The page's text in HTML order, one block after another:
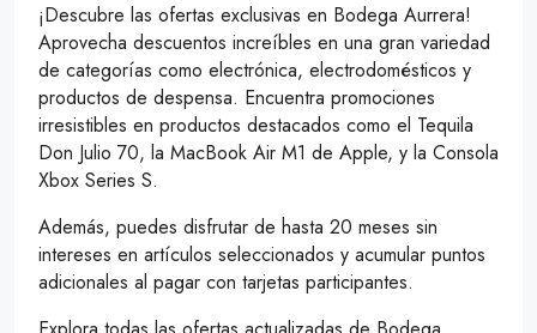
¡Descubre las ofertas exclusivas en Bodega Aurrera!
Aprovecha descuentos increíbles en una gran variedad
de categorías como electrónica, electrodomésticos y
productos de despensa. Encuentra promociones
irresistibles en productos destacados como el Tequila
Don Julio 70, la MacBook Air M1 de Apple, y la Consola
Xbox Series S.
Además, puedes disfrutar de hasta 20 meses sin
intereses en artículos seleccionados y acumular puntos
adicionales al pagar con tarjetas participantes.